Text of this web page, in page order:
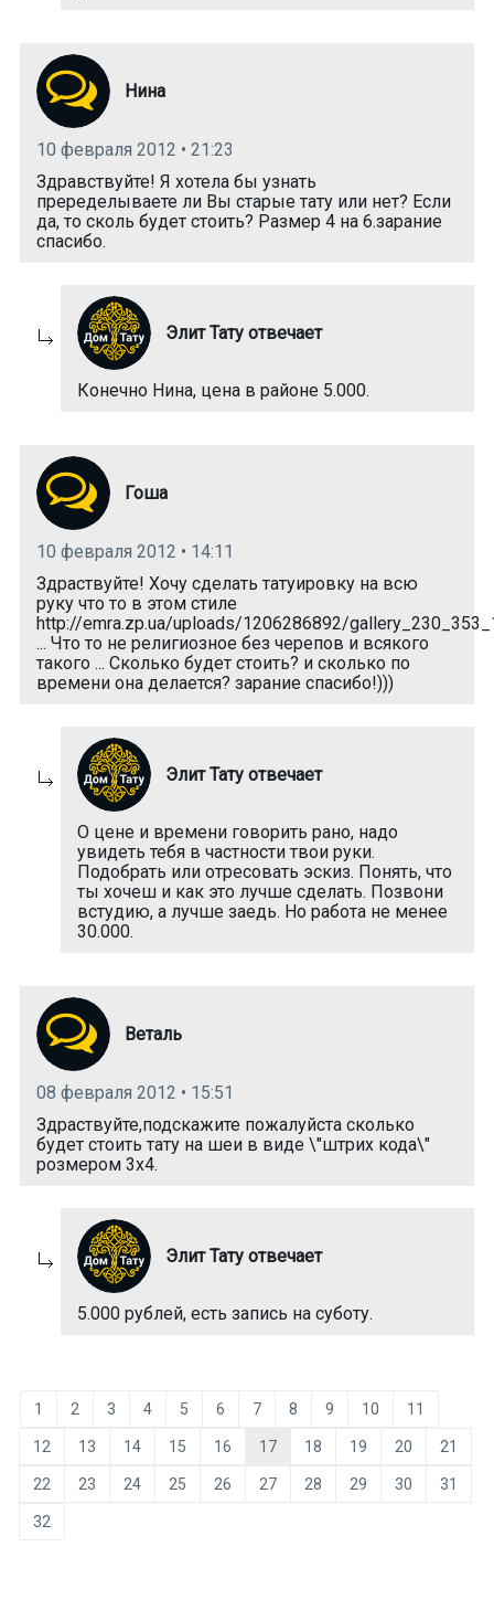
Нина
10 февраля 2012 • 21:23
Здравствуйте! Я хотела бы узнать
преределываете ли Вы старые тату или нет? Если
да, то сколь будет стоить? Размер 4 на 6.зарание
спасибо.
Элит Тату отвечает
Конечно Нина, цена в районе 5.000.
Гоша
10 февраля 2012 • 14:11
Здраствуйте! Хочу сделать татуировку на всю
руку что то в этом стиле
http://emra.zp.ua/uploads/1206286892/
... Что то не религиозное без черепов и всякого
такого ... Сколько будет стоить? и сколько по
времени она делается? зарание спасибо!)))
Элит Тату отвечает
О цене и времени говорить рано, надо
увидеть тебя в частности твои руки.
Подобрать или отресовать эскиз. Понять, что
ты хочеш и как это лучше сделать. Позвони
встудию, а лучше заедь. Но работа не менее
30.000.
Веталь
08 февраля 2012 • 15:51
Здраствуйте,подскажите пожалуйста сколько
будет стоить тату на шеи в виде \"штрих кода\"
розмером 3x4.
Элит Тату отвечает
5.000 рублей, есть запись на суботу.
1 2 3 4 5 6 7 8 9 10 11
12 13 14 15 16 17 18 19 20 21
22 23 24 25 26 27 28 29 30 31
32